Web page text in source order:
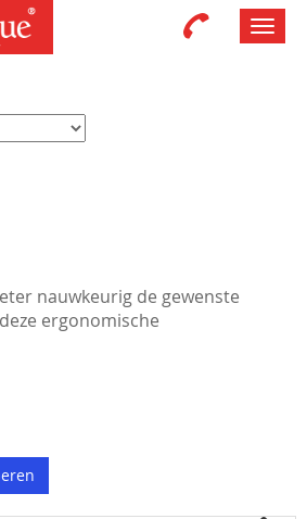
nauwkeurig de gewenste
ergonomische